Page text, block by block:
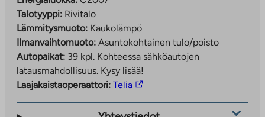
Talotyyppi: Rivitalo
Lämmitysmuoto: Kaukolämpö
Ilmanvaihtomuoto: Asuntokohtainen tulo/poisto
Autopaikat: 39 kpl. Kohteessa sähköautojen
latausmahdollisuus. Kysy lisää!
Laajakaistaoperaattori: TeliaLinkki
ulkopuoliseen